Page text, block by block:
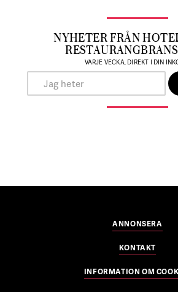
NYHETER FRÅN
VARJE VECKA, DIREKT I DIN
ANNONSERA
KONTAKT
INFORMATION OM